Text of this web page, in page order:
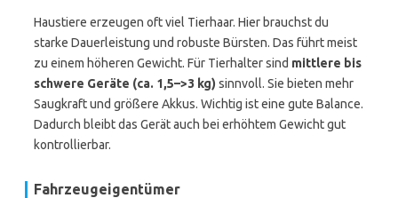
Haustiere erzeugen oft viel Tierhaar. Hier brauchst du
starke Dauerleistung und robuste Bürsten. Das führt meist
zu einem höheren Gewicht. Für Tierhalter sind mittlere bis
schwere Geräte (ca. 1,5–>3 kg) sinnvoll. Sie bieten mehr
Saugkraft und größere Akkus. Wichtig ist eine gute Balance.
Dadurch bleibt das Gerät auch bei erhöhtem Gewicht gut
kontrollierbar.
Fahrzeugeigentümer